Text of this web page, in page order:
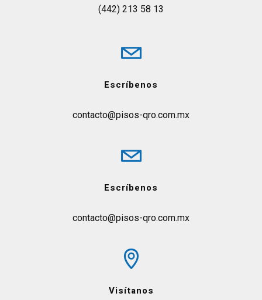
(442) 213 58 13
Escríbenos
contacto@pisos-qro.com.mx
Escríbenos
contacto@pisos-qro.com.mx
Visítanos